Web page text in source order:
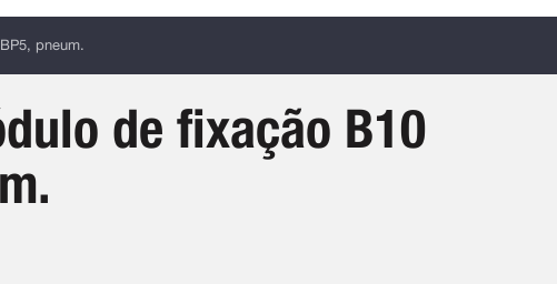
pneum.
de fixação B10